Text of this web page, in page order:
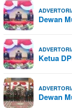
Dewan
Ketua
Dewan